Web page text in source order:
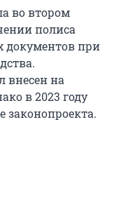
во втором
полиса
документов при
внесен на
в 2023 году
законопроекта.